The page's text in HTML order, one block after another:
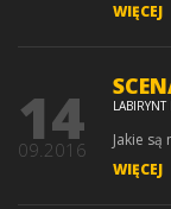
WIĘCEJ
LABIRYNT
14
09.2016
Jakie
WIĘCEJ